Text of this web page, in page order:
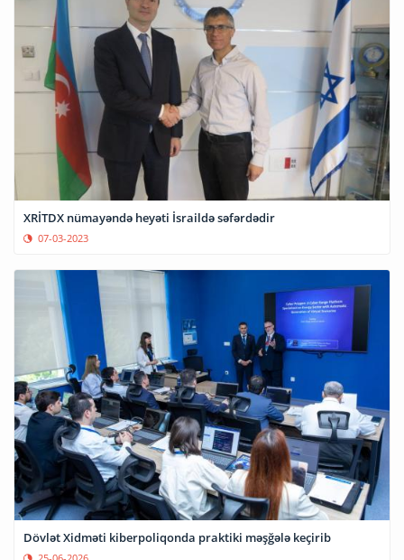
XRİTDX nümayəndə heyəti İsraildə səfərdədir
07-03-2023
Dövlət Xidməti kiberpoliqonda praktiki məşğələ keçirib